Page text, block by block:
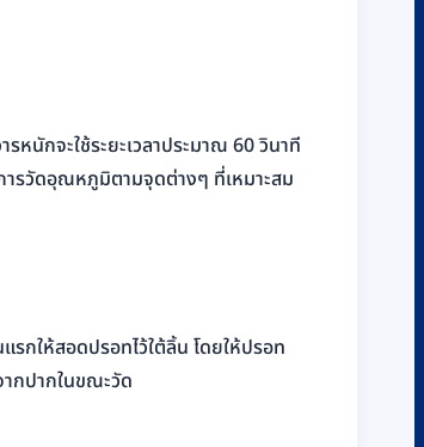
นักจะใช้ระยะเวลาประมาณ 60 วินาที
ารวัดอุณหภูมิตามจุดต่างๆ ที่เหมาะสม
ให้สอดปรอทไว้ใต้ลิ้น โดยให้ปรอท
กปากในขณะวัด